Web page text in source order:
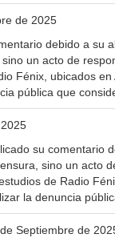
de 2025
debido a su
un acto de
Fénix, ubicados
pública que
su comentario
sino un acto
de Radio
la denuncia
Septiembre de